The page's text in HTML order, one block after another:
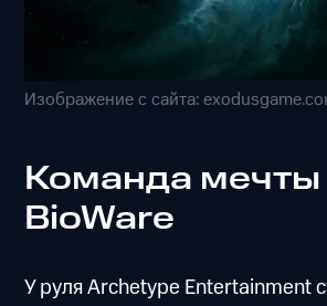
Изображение с сайта:
Команда мечты
BioWare
У руля Archetype Entertainment